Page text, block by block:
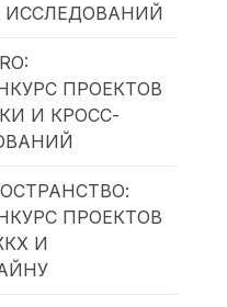
ПРОЕКТОВ
И КРОСС-
ПРОЕКТОВ
И